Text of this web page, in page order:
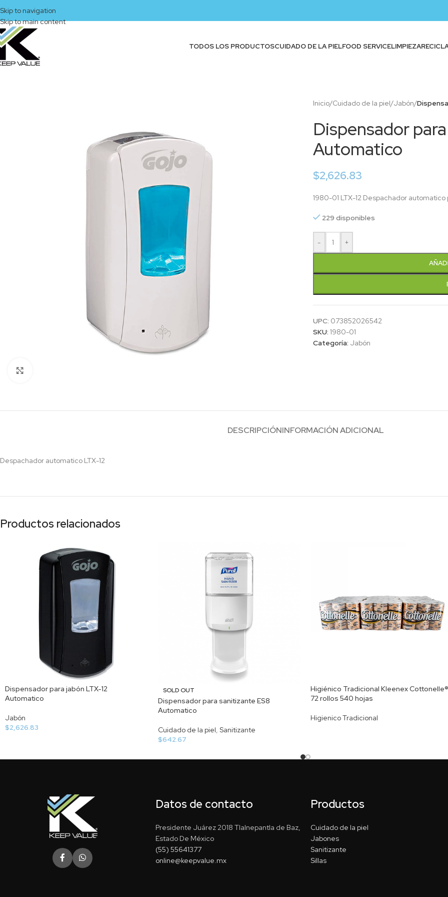
Skip to navigation
Skip to main content
TODOS LOS PRODUCTOSCUIDADO DE LA PIELFOOD SERVICELIMPIEZA
Inicio/Cuidado de la piel/Jabón/
Dispensador
Automatico
$2,626.83
1980-01 LTX-12 Despachador automatico
229 disponibles
- +
UPC: 073852026542
SKU: 1980-01
Categoría: Jabón
DESCRIPCIÓNINFORMACIÓN ADICIONAL
Despachador automatico LTX-12
Productos relacionados
Dispensador para jabón LTX-12
Automatico
Jabón
$2,626.83
SOLD OUT
Dispensador para sanitizante ES8
Automatico
Cuidado de la piel, Sanitizante
$642.67
Higiénico Tradicional Kleenex
72 rollos 540 hojas
Higienico Tradicional
Datos de contacto
Presidente Juárez 2018 Tlalnepantla de Baz,
Estado De México
(55) 55641377
online@keepvalue.mx
Productos
Cuidado de la piel
Jabones
Sanitizante
Sillas